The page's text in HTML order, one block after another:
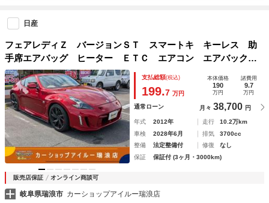
日産
フェアレディＺ バージョンＳＴ スマートキ キーレス 助
手席エアバッグ ヒーター ＥＴＣ エアコン エアバック
イモビライザー パワーウィンドウ
支払総額(税込)
199.7 万円
本体価格
190
万円
諸費用
9.7
万円
通常ローン 月々 38,700 円
年式 2012年 走行
10.2万km
車検
2028年6月 排気
3700cc
整備
法定整備付 修復
なし
保証
保証付 (3ヶ月・3000km)
販売店保証 オンライン商談可
岐阜県瑞浪市 カーショップアイルー瑞浪店